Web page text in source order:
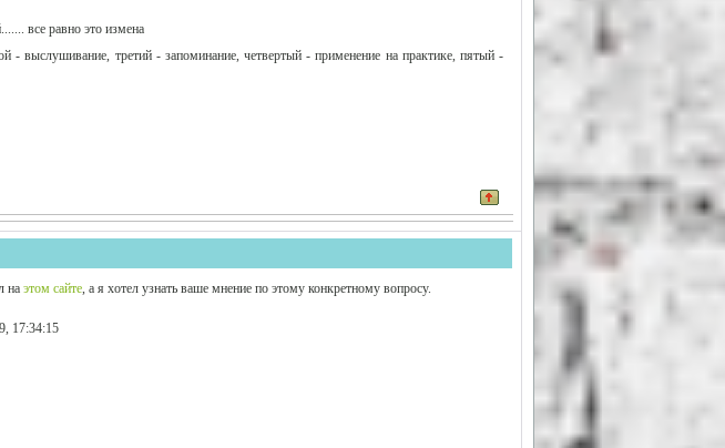
все равно это измена
- выслушивание, третий - запоминание, четвертый - применение на практике, пятый -
на этом сайте, а я хотел узнать ваше мнение по этому конкретному вопросу.
17:34:15